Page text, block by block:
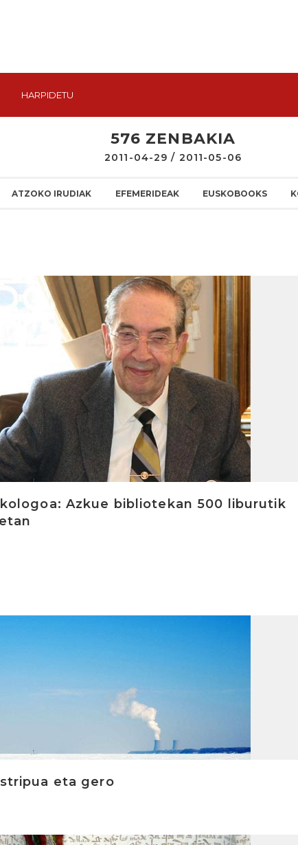
HARPIDETU
576 ZENBAKIA
2011-04-29 / 2011-05-06
ATZOKO IRUDIAK EFEMERIDEAK EUSKOBOOKS
Azkue bibliotekan 500 liburutik
eta gero